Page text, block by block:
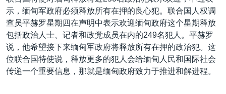
跳
转
导
国际
最新国际新闻
印太
中东
欧洲
分类新闻
经济·金融·贸易
人权·法律·宗教
科教·文娱·体健
美中关系
热点专题
白宫要闻
VOA视频
示，缅甸军政府必须释放所有在押的良心犯。联合国人权调
查员平赫罗星期四在声明中表示欢迎缅甸政府这个星期释放
包括政治人士、记者和政党成员在内的249名犯人。平赫罗
说，他希望接下来缅甸军政府将释放所有在押的政治犯。这
位联合国特使说，释放更多的犯人会给缅甸人民和国际社会
传递一个重要信息，那就是缅甸政府致力于推进和解进程。